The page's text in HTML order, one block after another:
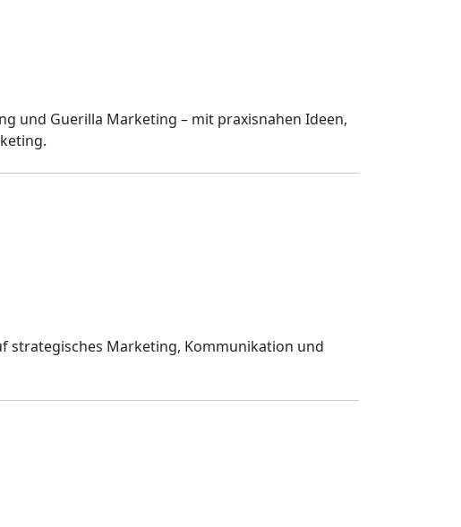
und Guerilla Marketing – mit praxisnahen Ideen,
strategisches Marketing, Kommunikation und